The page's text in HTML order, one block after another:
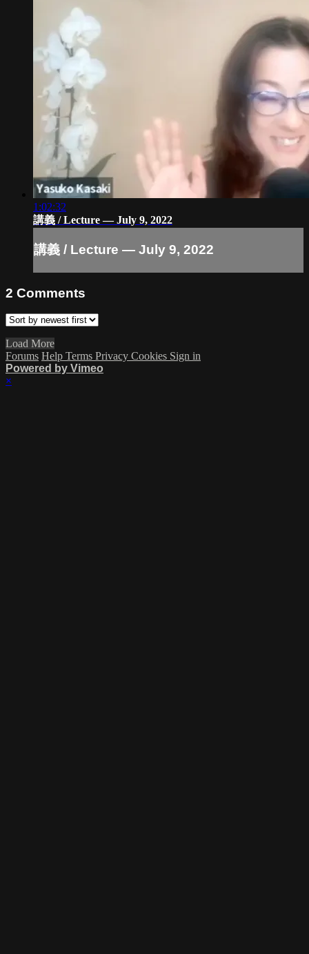
1:02:32
講義 / Lecture — July 9, 2022
講義 / Lecture — July 9, 2022
2 Comments
Load More
Forums Help Terms Privacy Cookies Sign in
Powered by Vimeo
×